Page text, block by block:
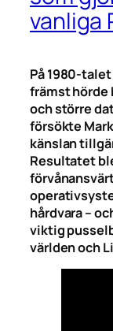
vanliga
På 1980-
främst hörde
och större
försökte
känslan
Resultatet
hårdvara –
viktig
världen och